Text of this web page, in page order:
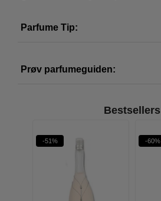
Parfume Tip:
Prøv parfumeguiden:
Bestsellers
-51% -60%